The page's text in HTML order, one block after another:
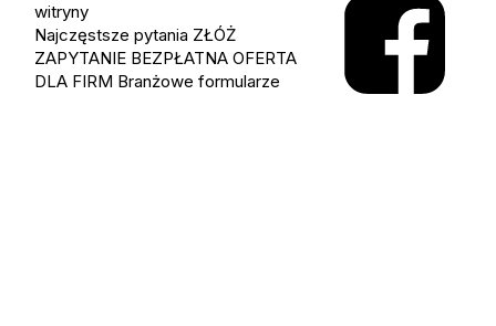
witryny
Najczęstsze pytania ZŁÓŻ
ZAPYTANIE BEZPŁATNA OFERTA
DLA FIRM Branżowe formularze